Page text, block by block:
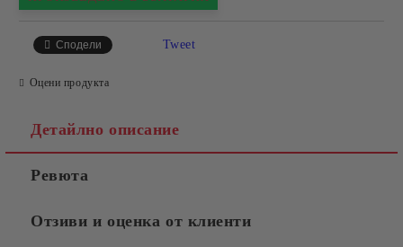
Сподели Tweet
Оцени продукта
Детайлно описание
Ревюта
Отзиви и оценка от клиенти